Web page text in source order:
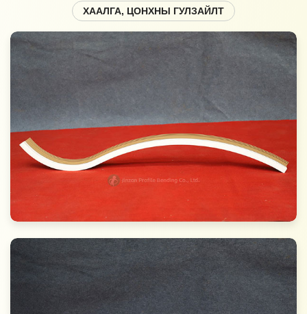
ХААЛГА, ЦОНХНЫ ГУЛЗАЙЛТ